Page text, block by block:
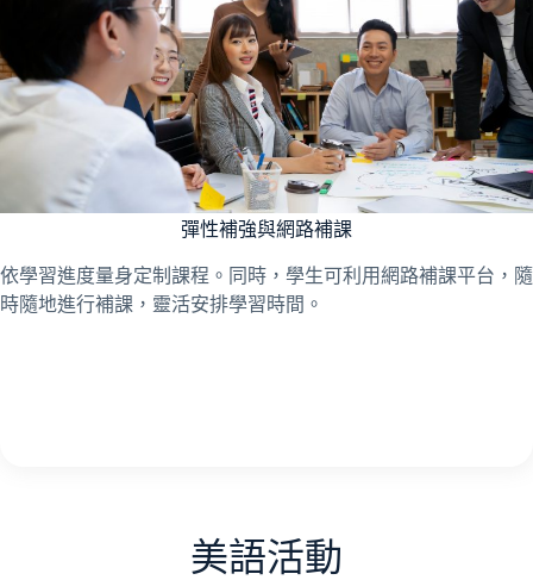
彈性補強與網路補課
依學習進度量身定制課程。同時，學生可利用網路補課平台，隨
時隨地進行補課，靈活安排學習時間。
美語活動